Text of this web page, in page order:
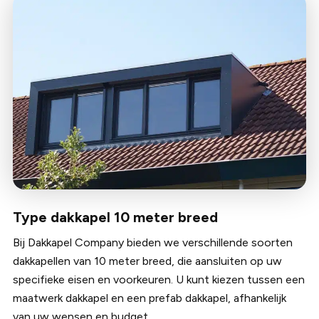
Type dakkapel 10 meter breed
Bij Dakkapel Company bieden we verschillende soorten
dakkapellen van 10 meter breed, die aansluiten op uw
specifieke eisen en voorkeuren. U kunt kiezen tussen een
maatwerk dakkapel en een prefab dakkapel, afhankelijk